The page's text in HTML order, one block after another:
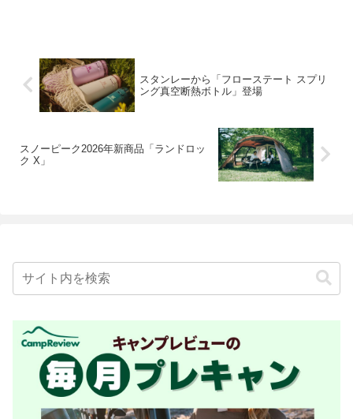
スタンレーから「フローステート スプリ
ング真空断熱ボトル」登場
スノーピーク2026年新商品「ランドロッ
ク X」